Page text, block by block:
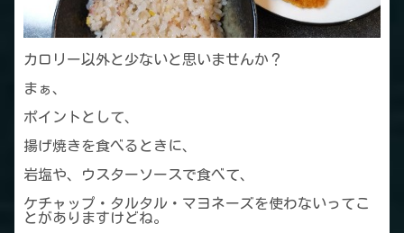
カロリー以外と少ないと思いませんか？
まぁ、
ポイントとして、
揚げ焼きを食べるときに、
岩塩や、ウスターソースで食べて、
ケチャップ・タルタル・マヨネーズを使わないってこ
とがありますけどね。